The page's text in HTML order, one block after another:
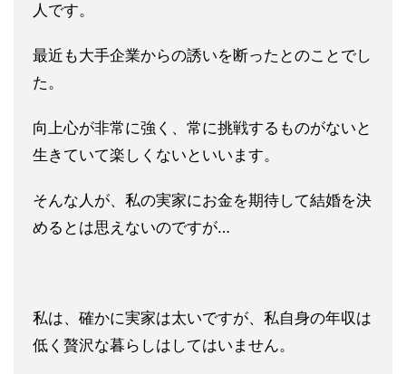
人です。
最近も大手企業からの誘いを断ったとのことでし
た。
向上心が非常に強く、常に挑戦するものがないと
生きていて楽しくないといいま す。
そんな人が、私の実家にお金を期待して結婚を決
めるとは思えないのですが…
私は、確かに実家は太いですが、私自身の年収は
低く贅沢な暮らしはしてはいません。